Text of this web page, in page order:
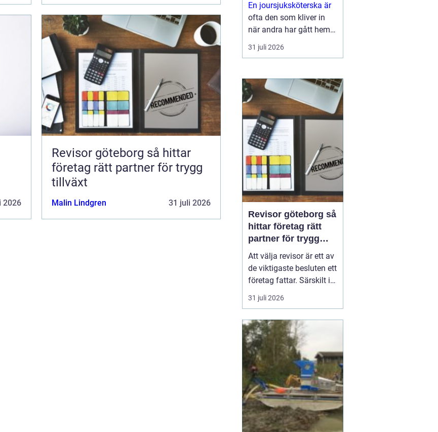
2026
Revisor göteborg så hittar
företag rätt partner för trygg
tillväxt
Malin Lindgren 31 juli 2026
En joursjuksköterska är
ofta den som kliver in
när andra har gått hem
för dagen. Under sena
kvällar, nätter och helger
människor på
äldreboenden, LSS-
boenden, inom
socialpsykiatrin och i
ord...
31 juli 2026
Revisor göteborg så
hittar företag rätt
partner för trygg
tillväxt
Att välja revisor är ett av
de viktigaste besluten ett
företag fattar. Särskilt i
en företagsintensiv stad
som Göteborg, där allt
bolag till internationella
koncerner verkar sida vid
sida. En bra revisor gör
mer än att granska s...
31 juli 2026